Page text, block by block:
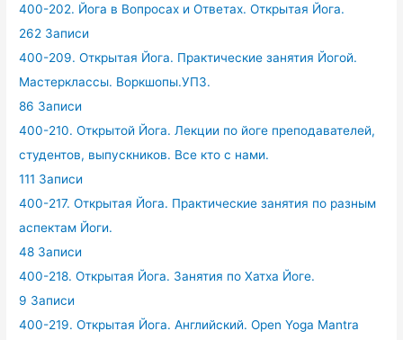
400-202. Йога в Вопросах и Ответах. Открытая Йога.
262 Записи
400-209. Открытая Йога. Практические занятия Йогой.
Мастерклассы. Воркшопы.УПЗ.
86 Записи
400-210. Открытой Йога. Лекции по йоге преподавателей,
студентов, выпускников. Все кто с нами.
111 Записи
400-217. Открытая Йога. Практические занятия по разным
аспектам Йоги.
48 Записи
400-218. Открытая Йога. Занятия по Хатха Йоге.
9 Записи
400-219. Открытая Йога. Английский. Open Yoga Mantra